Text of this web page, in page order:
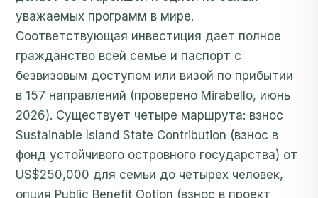
уважаемых программ в мире.
Соответствующая инвестиция дает полное
гражданство всей семье и паспорт с
безвизовым доступом или визой по прибытии
в 157 направлений (проверено Mirabello, июнь
2026). Существует четыре маршрута: взнос
Sustainable Island State Contribution (взнос в
фонд устойчивого островного государства) от
US$250,000 для семьи до четырех человек,
опция Public Benefit Option (взнос в проект